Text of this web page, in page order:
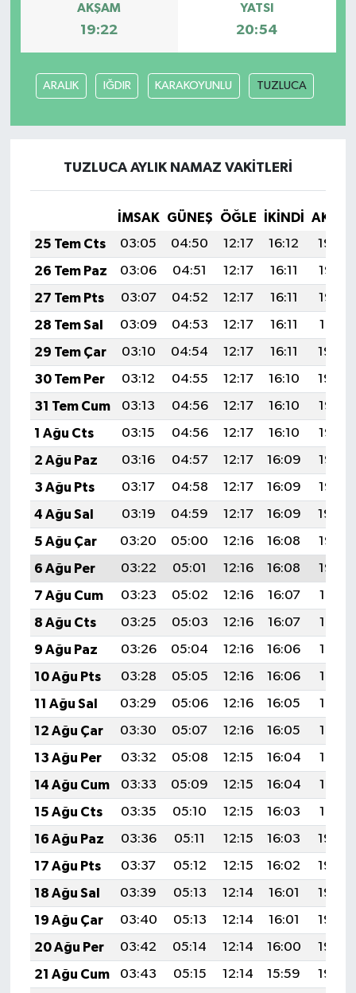
AKŞAM
19:22
YATSI
20:54
ARALIK IĞDIR KARAKOYUNLU TUZLUCA
TUZLUCA AYLIK NAMAZ VAKITLERI
İMSAK GÜNEŞ ÖĞLE İKINDI
25 Tem Cts
03:05 04:50 12:17 16:12
19:34
26 Tem Paz
03:06 04:51 12:17 16:11
19:33
27 Tem Pts
03:07 04:52 12:17 16:11
19:32
28 Tem Sal
03:09 04:53 12:17 16:11
19:31
29 Tem Çar
03:10 04:54 12:17 16:11
19:30
30 Tem Per
03:12 04:55 12:17 16:10
19:29
31 Tem Cum
03:13 04:56 12:17 16:10
19:28
1 Ağu Cts
03:15 04:56 12:17 16:10
19:27
2 Ağu Paz
03:16 04:57 12:17 16:09
19:26
3 Ağu Pts
03:17 04:58 12:17 16:09
19:25
4 Ağu Sal
03:19 04:59 12:17 16:09
19:24
5 Ağu Çar
03:20 05:00 12:16 16:08
19:23
6 Ağu Per
03:22 05:01 12:16 16:08
19:22
7 Ağu Cum
03:23 05:02 12:16 16:07
19:21
8 Ağu Cts
03:25 05:03 12:16 16:07
19:19
9 Ağu Paz
03:26 05:04 12:16 16:06
19:18
10 Ağu Pts
03:28 05:05 12:16 16:06
19:17
11 Ağu Sal
03:29 05:06 12:16 16:05
19:16
12 Ağu Çar
03:30 05:07 12:16 16:05
19:14
13 Ağu Per
03:32 05:08 12:15 16:04
19:13
14 Ağu Cum
03:33 05:09 12:15 16:04
19:12
15 Ağu Cts
03:35 05:10 12:15 16:03
19:10
16 Ağu Paz
03:36 05:11 12:15 16:03
19:09
17 Ağu Pts
03:37 05:12 12:15 16:02
19:08
18 Ağu Sal
03:39 05:13 12:14 16:01
19:06
19 Ağu Çar
03:40 05:13 12:14 16:01
19:05
20 Ağu Per
03:42 05:14 12:14 16:00
19:03
21 Ağu Cum
03:43 05:15 12:14 15:59
19:02